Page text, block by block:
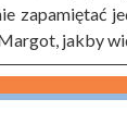
zapamiętać
jakby